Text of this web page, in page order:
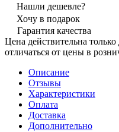
Нашли дешевле?
Хочу в подарок
Гарантия качества
Цена действительна
отличаться от цены в
Описание
Отзывы
Характеристики
Оплата
Доставка
Дополнительно